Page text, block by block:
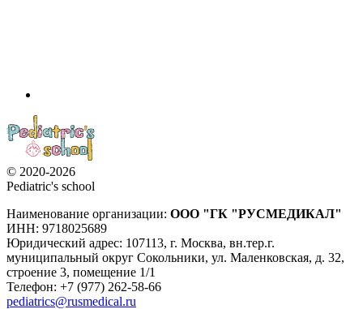
© 2020-2026
Pediatric's school
Наименование организации: ООО "ГК "РУСМЕДИКАЛ"
ИНН: 9718025689
Юридический адрес: 107113, г. Москва, вн.тер.г.
муниципальный округ Сокольники, ул. Маленковская, д. 32,
строение 3, помещение 1/1
Телефон: +7 (977) 262-58-66
pediatrics@rusmedical.ru